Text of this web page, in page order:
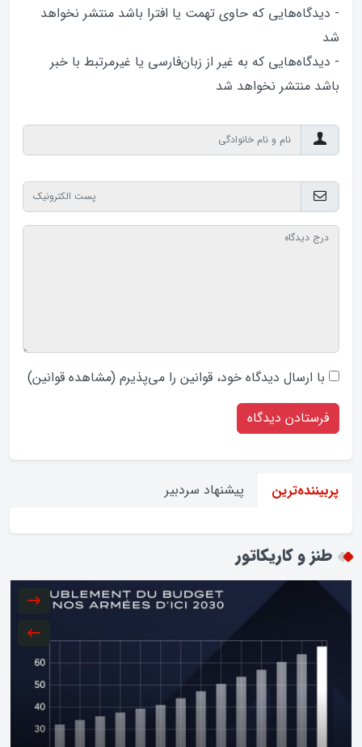
- دیدگاه‌هایی که حاوی تهمت یا افترا باشد منتشر نخواهد‌
شد
- دیدگاه‌هایی که به غیر از زبان‌فارسی یا غیرمرتبط با خبر
باشد منتشر نخواهد‌ شد
با ارسال دیدگاه‌ خود، قوانین را می‌پذیرم (مشاهده قوانین)
پربیننده‌ترین پیشنهاد سردبیر
طنز و کاریکاتور